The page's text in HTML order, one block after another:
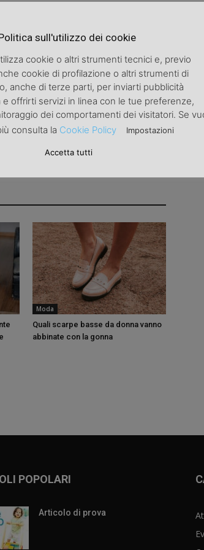
Dopo il sole, afterwards
Moda
Quali scarpe basse da donna vanno
abbinate con la gonna
POPOLARI
Articolo di prova
sull'utilizzo dei cookie
cookie o altri strumenti tecnici e, previo
cookie di profilazione o altri strumenti di
anche di terze parti, per inviarti pubblicità
e offrirti servizi in linea con le tue preferenze,
dei comportamenti dei visitatori. Se
consulta la Cookie Policy Impostazioni
Accetta tutti